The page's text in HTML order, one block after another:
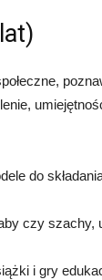
do
czy szachy,
i gry